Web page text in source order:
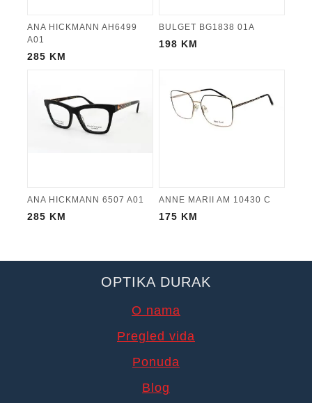
ANA HICKMANN AH6499
A01
285 KM
BULGET BG1838 01A
198 KM
ANA HICKMANN 6507 A01
285 KM
ANNE MARII AM 10430 C
175 KM
OPTIKA DURAK
O nama
Pregled vida
Ponuda
Blog